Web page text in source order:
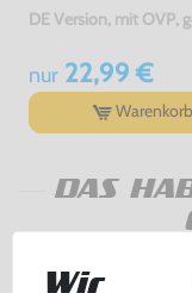
DE Version, mit OVP,
nur22,99 €
Warenkorb
DAS
Wir